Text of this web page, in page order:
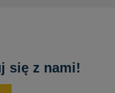
się z nami!